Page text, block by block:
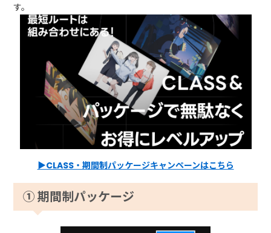
す。
▶CLASS・期間制パッケージキャンペーンはこちら
① 期間制パッケージ